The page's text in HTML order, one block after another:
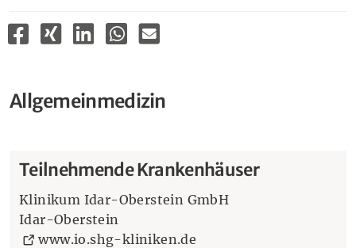
Allgemeinmedizin
Teilnehmende Krankenhäuser
Klinikum Idar-Oberstein GmbH
Idar-Oberstein
www.io.shg-kliniken.de